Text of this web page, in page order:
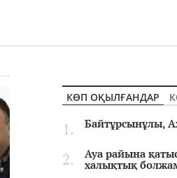
КӨП ОҚЫЛҒАНДАР
Байтұрсынұлы,
Ауа райына
халықтық